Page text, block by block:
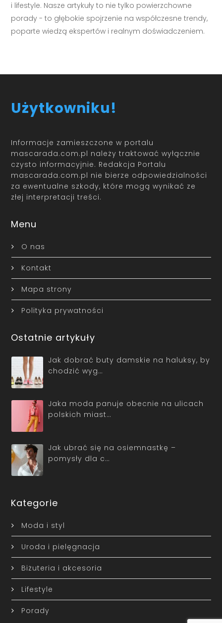
i lifestyle. Nasze artykuły to nie tylko powierzchowne
porady - to głębokie spojrzenie na współczesne trendy,
poparte wiedzą ekspertów i realnym doświadczeniem.
Użytkowniku!
Informacje zamieszczone w portalu
mascarada.com.pl należy traktować wyłącznie
czysto informacyjnie. Redakcja Portalu
mascarada.com.pl nie bierze odpowiedzialności
za ewentualne szkody, które mogą wynikać ze
złej interpretacji treści.
Menu
O nas
Kontakt
Mapa strony
Polityka prywatności
Ostatnie artykuły
Jak dobrać buty damskie na haluksy, by
chodzić wyg…
Jaka moda panuje obecnie na ulicach
polskich miast…
Jak ubrać się na osiemnastkę –
pomysły dla c…
Kategorie
Moda i styl
Uroda i pielęgnacja
Biżuteria i akcesoria
Lifestyle
Porady